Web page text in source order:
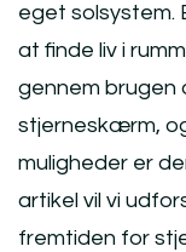
eget solsystem.
at finde liv i
gennem brugen
stjerneskærm,
muligheder er
artikel vil vi
fremtiden for